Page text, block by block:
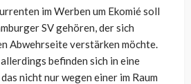
im Werben um Ekomié soll
SV gehören, der sich
Abwehrseite verstärken möchte.
befinden sich in eine
nicht nur wegen einer im Raum